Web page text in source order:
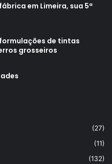
em Limeira, sua 5ª
formulações de tintas
grosseiros
(27)
(11)
(132)